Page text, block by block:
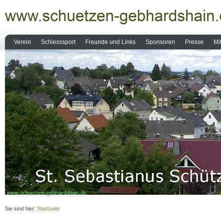
Verein Schiesssport Freunde und Links Sponsoren Presse
Sie sind hier: Startseite